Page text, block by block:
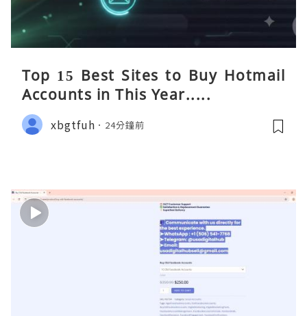
Top 15 Best Sites to Buy Hotmail
Accounts in This Year.....
xbgtfuh 24分鐘前